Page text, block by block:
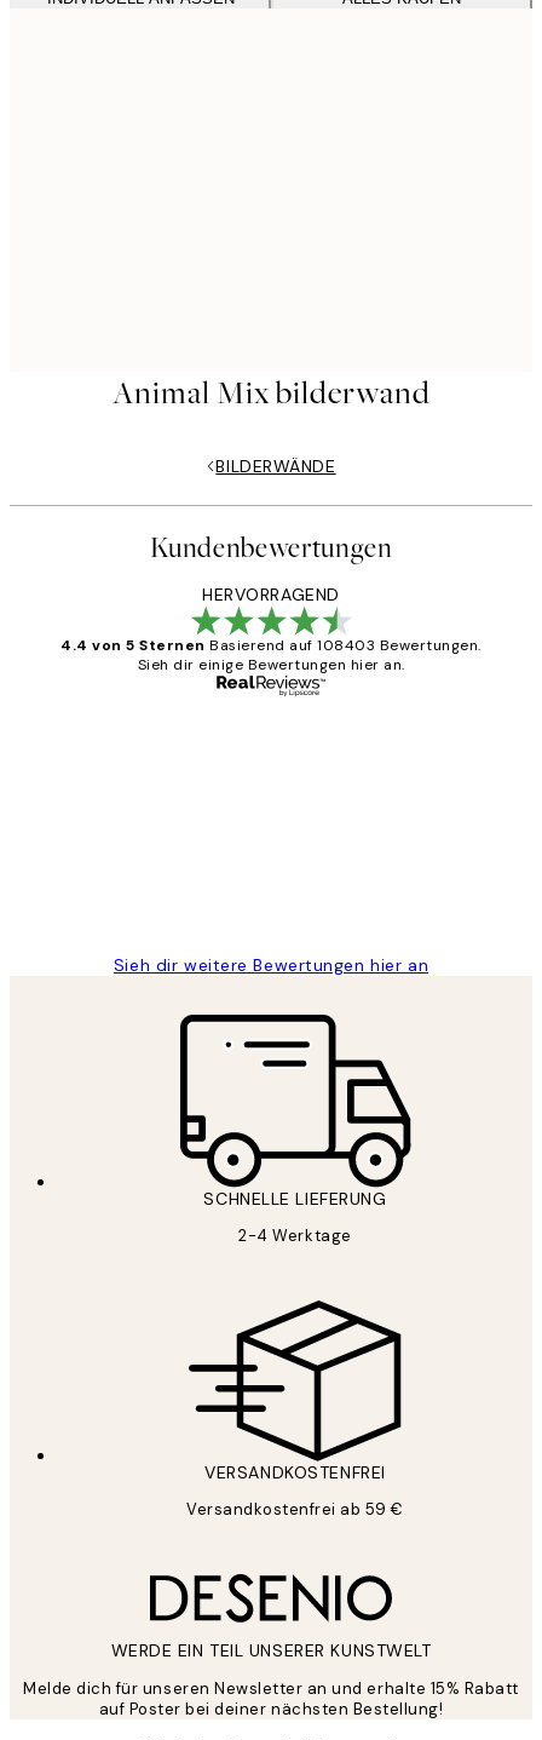
Animal Mix bilderwand
BILDERWÄNDE
Kundenbewertungen
HERVORRAGEND
4.4 von 5 Sternen Basierend auf 108403 Bewertungen.
Sieh dir einige Bewertungen hier an.
Sieh dir weitere Bewertungen hier an
SCHNELLE LIEFERUNG
2-4 Werktage
VERSANDKOSTENFREI
Versandkostenfrei ab 59 €
WERDE EIN TEIL UNSERER KUNSTWELT
Melde dich für unseren Newsletter an und erhalte 15% Rabatt
auf Poster bei deiner nächsten Bestellung!